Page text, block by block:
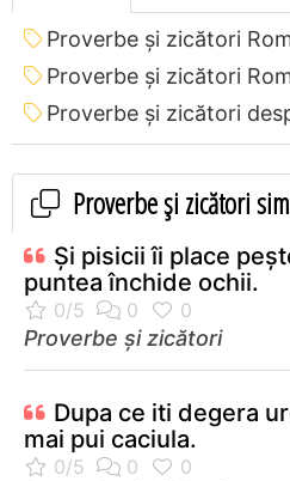
Proverbe și zicători
Proverbe și zicători
Proverbe și zicători
Proverbe și zicători
Şi pisicii îi place
puntea închide ochii.
Proverbe și zicători
Dupa ce iti degera
mai pui caciula.